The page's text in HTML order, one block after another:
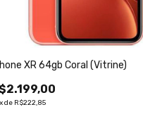
XR 64gb Coral (Vitrine)
xde R$222,85